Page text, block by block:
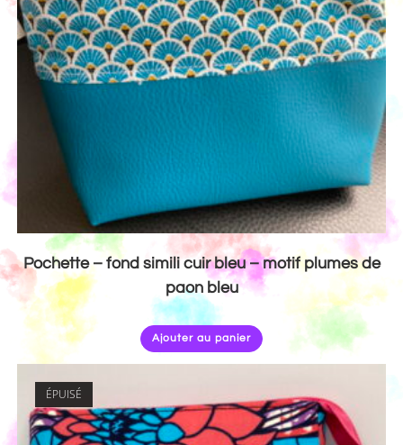
Pochette – fond simili cuir bleu – motif plumes de
paon bleu
Ajouter au panier
ÉPUISÉ